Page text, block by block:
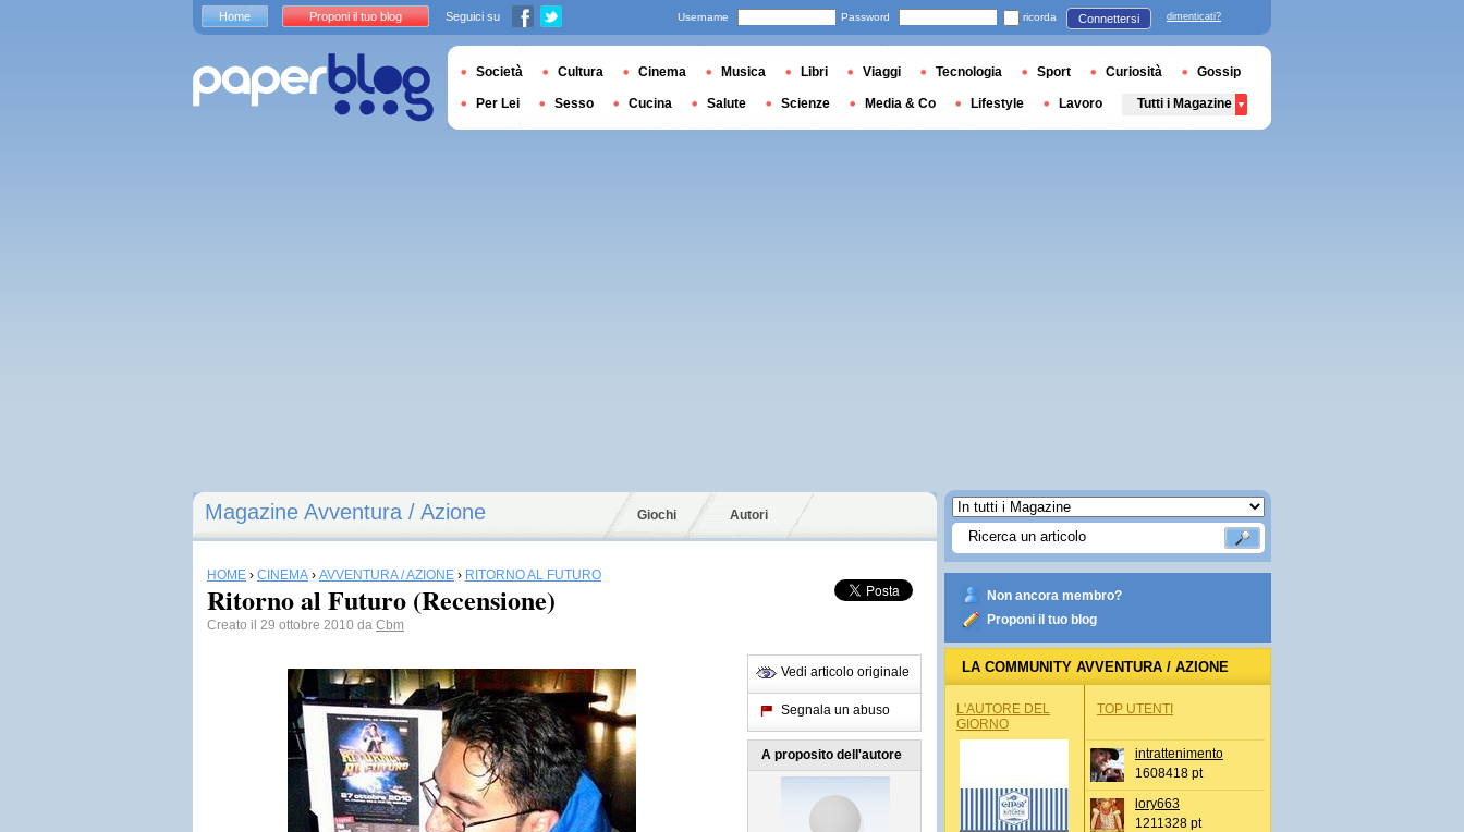
Magazine Avventura / Azione Giochi Autori
HOME › CINEMA › AVVENTURA / AZIONE › RITORNO AL FUTURO
Ritorno al Futuro (Recensione)
Creato il 29 ottobre 2010 da Cbm
Vedi articolo originale
Segnala un abuso
A proposito dell'autore
Non ancora membro?
Proponi il tuo blog
LA COMMUNITY AVVENTURA / AZIONE
L'AUTORE DEL
GIORNO
TOP UTENTI
intrattenimento
1608418 pt
lory663
1211328 pt
Home Proponi il tuo blog Seguici su Username Password ricorda Connettersi dimenticati?
Società Cultura Cinema Musica Libri Viaggi Tecnologia Sport Curiosità Gossip
Per Lei Sesso Cucina Salute Scienze Media & Co Lifestyle Lavoro Tutti i Magazine